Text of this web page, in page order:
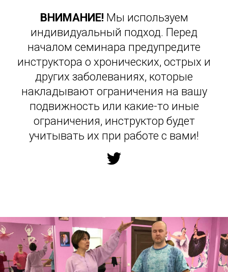
ВНИМАНИЕ!Мы используем
индивидуальный подход. Перед
началом семинара предупредите
инструктора о хронических, острых и
других заболеваниях, которые
накладывают ограничения на вашу
подвижность или какие-то иные
ограничения, инструктор будет
учитывать их при работе с вами!